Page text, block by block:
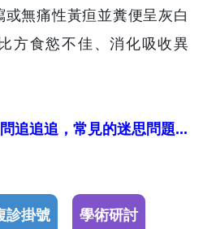
無痛性黃疸並糞便呈灰白
方食慾不佳、消化吸收異
追追追，常見的迷思問題...
診掛號 學術研討